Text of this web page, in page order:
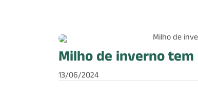
Milho de inverno
13/06/2024